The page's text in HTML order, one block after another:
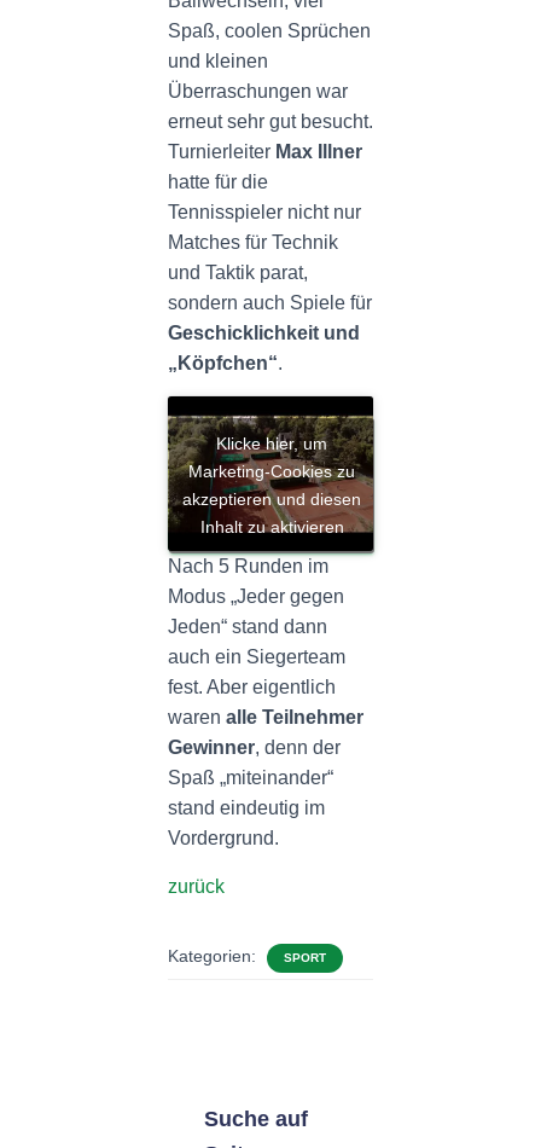
Spaß, coolen Sprüchen
und kleinen
Überraschungen war
erneut sehr gut besucht.
Turnierleiter Max Illner
hatte für die
Tennisspieler nicht nur
Matches für Technik
und Taktik parat,
sondern auch Spiele für
Geschicklichkeit und
„Köpfchen“.
Klicke hier, um
Marketing-Cookies zu
akzeptieren und diesen
Inhalt zu aktivieren
Nach 5 Runden im
Modus „Jeder gegen
Jeden“ stand dann
auch ein Siegerteam
fest. Aber eigentlich
waren alle Teilnehmer
Gewinner, denn der
Spaß „miteinander“
stand eindeutig im
Vordergrund.
zurück
Kategorien: SPORT
Suche auf